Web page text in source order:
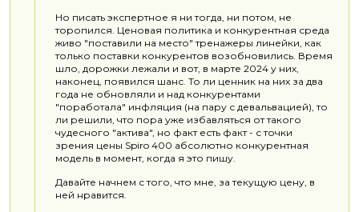
Но писать экспертное я ни тогда, ни потом, не
торопился. Ценовая политика и конкурентная среда
живо "поставили на место" тренажеры линейки, как
только поставки конкурентов возобновились. Время
шло, дорожки лежали и вот, в марте 2024 у них,
наконец, появился шанс. То ли ценник на них за два
года не обновляли и над конкурентами
"поработала" инфляция (на пару с девальвацией), то
ли решили, что пора уже избавляться от такого
чудесного "актива", но факт есть факт - с точки
зрения цены Spiro 400 абсолютно конкурентная
модель в момент, когда я это пишу.
Давайте начнем с того, что мне, за текущую цену, в
ней нравится.